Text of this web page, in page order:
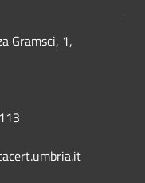
Gramsci, 1,